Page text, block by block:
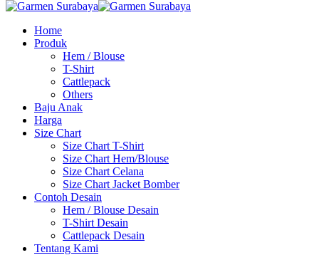
Home
Produk
Hem / Blouse
T-Shirt
Cattlepack
Others
Baju Anak
Harga
Size Chart
Size Chart T-Shirt
Size Chart Hem/Blouse
Size Chart Celana
Size Chart Jacket Bomber
Contoh Desain
Hem / Blouse Desain
T-Shirt Desain
Cattlepack Desain
Tentang Kami